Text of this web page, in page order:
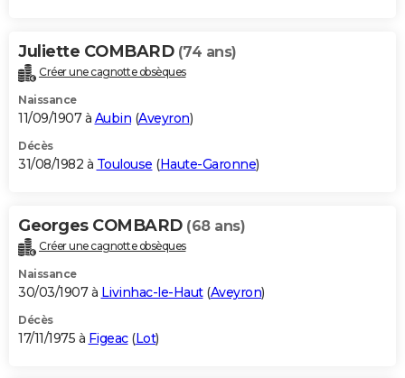
Juliette COMBARD (74 ans)
Créer une cagnotte obsèques
Naissance
11/09/1907 à Aubin (Aveyron)
Décès
31/08/1982 à Toulouse (Haute-Garonne)
Georges COMBARD (68 ans)
Créer une cagnotte obsèques
Naissance
30/03/1907 à Livinhac-le-Haut(Aveyron)
Décès
17/11/1975 à Figeac(Lot)